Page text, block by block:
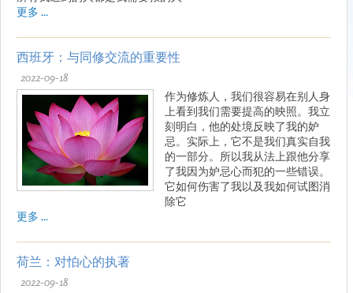
更多 ...
西班牙：与同修交流的重要性
2022-09-18
作为修炼人，我们很容易在别人身
上看到我们需要提高的映照。我立
刻明白，他的处境反映了我的妒
忌。实际上，它不是我们真实自我
的一部分。所以我从法上跟他分享
了我因为妒忌心而犯的一些错误。
它如何伤害了我以及我如何试图消
除它
更多 ...
荷兰：对怕心的执著
2022-09-18